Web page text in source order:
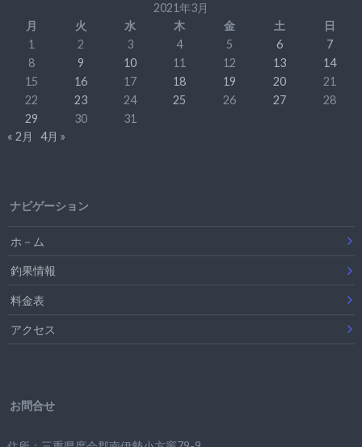
2021年3月
月
火 水 木 金 土
日
1
2 3 4 5 6
7
8
9 10 11 12 13
14
15
16 17 18 19 20
21
22
23 24 25 26 27
28
29
30
31
« 2月
4月 »
ナビゲーション
ホ－ム
釣果情報
料金表
アクセス
お問合せ